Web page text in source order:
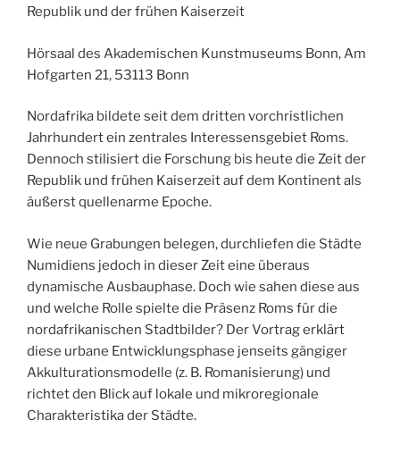
Republik und der frühen Kaiserzeit
Hörsaal des Akademischen Kunstmuseums Bonn, Am
Hofgarten 21, 53113 Bonn
Nordafrika bildete seit dem dritten vorchristlichen
Jahrhundert ein zentrales Interessensgebiet Roms.
Dennoch stilisiert die Forschung bis heute die Zeit der
Republik und frühen Kaiserzeit auf dem Kontinent als
äußerst quellenarme Epoche.
Wie neue Grabungen belegen, durchliefen die Städte
Numidiens jedoch in dieser Zeit eine überaus
dynamische Ausbauphase. Doch wie sahen diese aus
und welche Rolle spielte die Präsenz Roms für die
nordafrikanischen Stadtbilder? Der Vortrag erklärt
diese urbane Entwicklungsphase jenseits gängiger
Akkulturationsmodelle (z. B. Romanisierung) und
richtet den Blick auf lokale und mikroregionale
Charakteristika der Städte.